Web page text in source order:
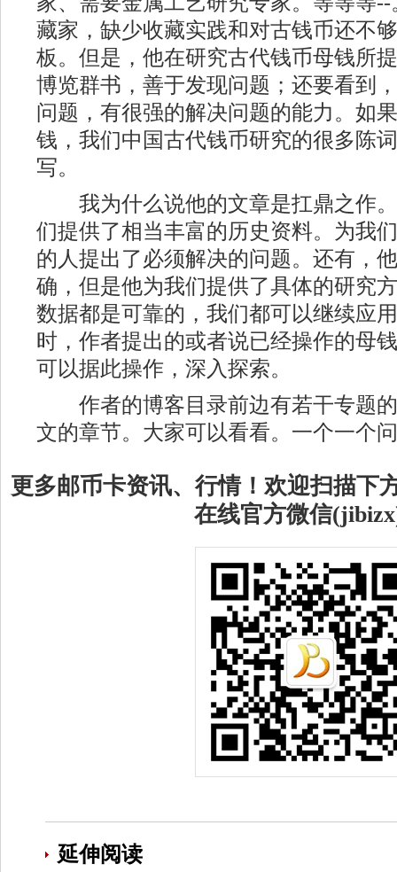
藏家，缺少收藏实践和对古钱币还不
板。但是，他在研究古代钱币母钱所
博览群书，善于发现问题；还要看到
问题，有很强的解决问题的能力。如
钱，我们中国古代钱币研究的很多陈
写。
我为什么说他的文章是扛鼎之作。
们提供了相当丰富的历史资料。为我
的人提出了必须解决的问题。还有，
确，但是他为我们提供了具体的研究
数据都是可靠的，我们都可以继续应
时，作者提出的或者说已经操作的母
可以据此操作，深入探索。
作者的博客目录前边有若干专题的
文的章节。大家可以看看。一个一个
更多邮币卡资讯、行情！欢迎扫描下
在线官方微信
延伸阅读